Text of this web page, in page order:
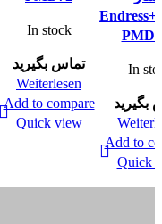
In stock
تماس بگیرید
Weiterlesen
Add to compare
Quick view
In
بگیرید
Add to
Quick